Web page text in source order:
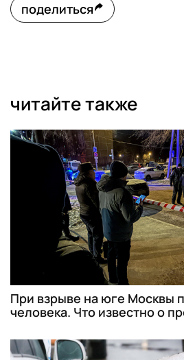
поделиться
читайте также
При взрыве на юге Москвы
человека. Что известно о